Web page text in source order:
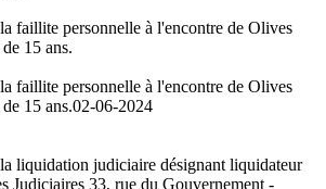
faillite personnelle à l'encontre de Olives
15 ans.
faillite personnelle à l'encontre de Olives
15 ans.02-06-2024
liquidation judiciaire désignant liquidateur
Judiciaires 33, rue du Gouvernement -